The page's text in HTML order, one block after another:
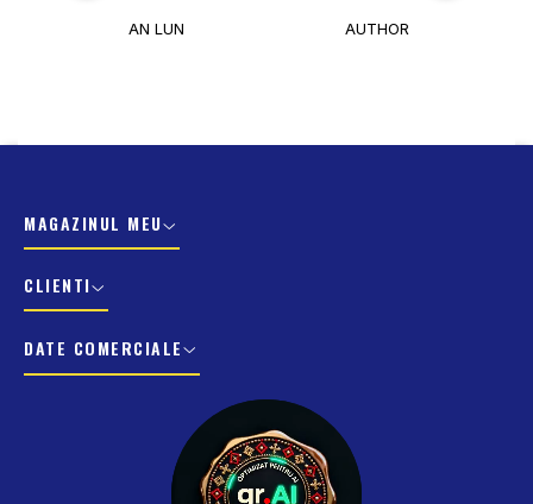
AUTHOR BAFANG
MAGAZINUL MEU
CLIENTI
DATE COMERCIALE